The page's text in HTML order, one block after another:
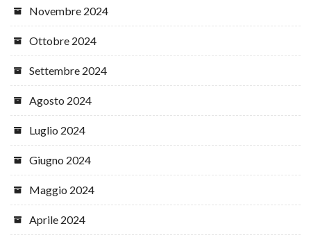
Novembre 2024
Ottobre 2024
Settembre 2024
Agosto 2024
Luglio 2024
Giugno 2024
Maggio 2024
Aprile 2024